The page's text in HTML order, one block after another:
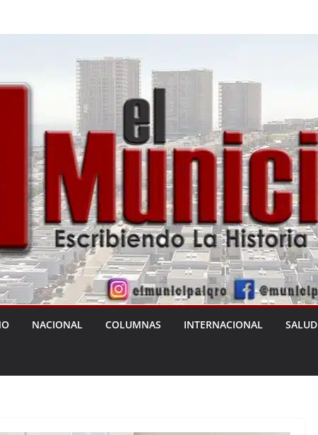
NACIONAL COLUMNAS INTERNACIONAL SALUD